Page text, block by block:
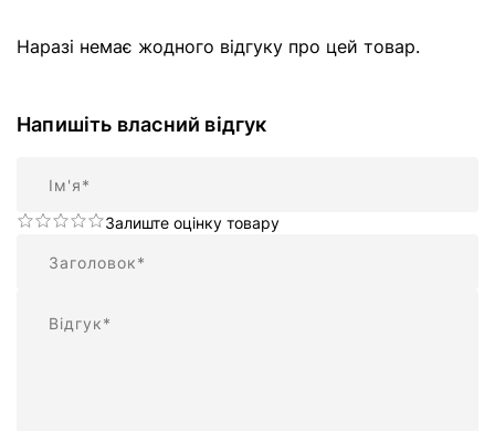
Наразі немає жодного відгуку про цей товар.
Напишіть власний відгук
Залиште оцінку товару